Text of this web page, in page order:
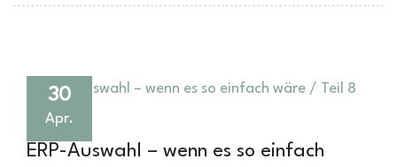
30
Apr.
ERP-Auswahl – wenn es so einfach